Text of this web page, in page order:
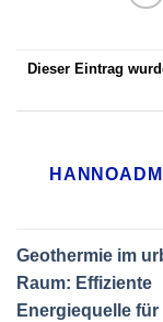
Dieser Eintrag
Geothermie im
Raum: Effiziente
Energiequelle für